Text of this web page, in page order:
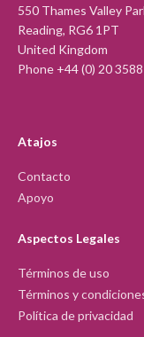
550 Thames Valley
Reading, RG6 1PT
United Kingdom
Phone +44 (0) 20
Atajos
Contacto
Apoyo
Aspectos Legales
Términos de uso
Términos y
Política de privacidad